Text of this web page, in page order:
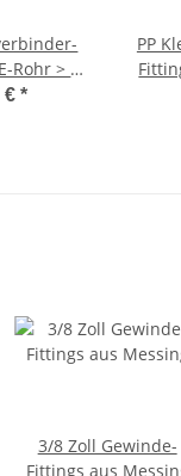
Rohr > T-
32mm
€*
PP
3/8 Zoll Gewinde-
Fittings aus